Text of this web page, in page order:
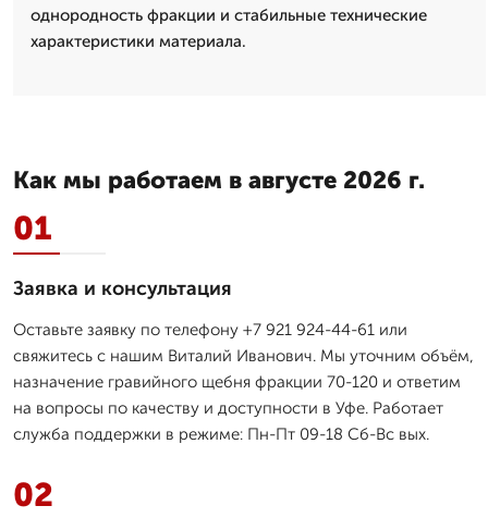
однородность фракции и стабильные технические
характеристики материала.
Как мы работаем в августе 2026 г.
01
Заявка и консультация
Оставьте заявку по телефону +7 921 924-44-61 или
свяжитесь с нашим Виталий Иванович. Мы уточним объём,
назначение гравийного щебня фракции 70-120 и ответим
на вопросы по качеству и доступности в Уфе. Работает
служба поддержки в режиме: Пн-Пт 09-18 Сб-Вс вых.
02